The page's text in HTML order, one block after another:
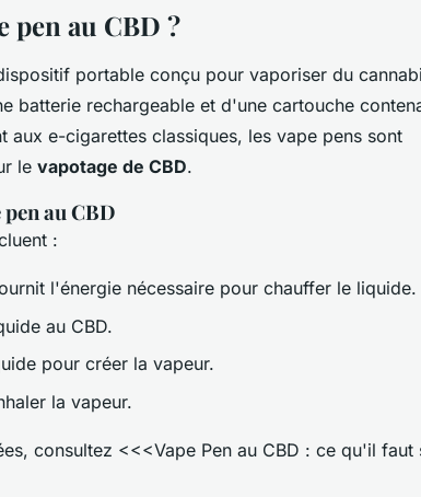
pen au CBD ?
portable conçu pour vaporiser du
batterie rechargeable et d'une cartouche
aux e-cigarettes classiques, les vape pens sont
le vapotage de CBD.
au CBD
:
l'énergie nécessaire pour chauffer le liquide.
au CBD.
pour créer la vapeur.
la vapeur.
consultez <<<Vape Pen au CBD : ce qu'il